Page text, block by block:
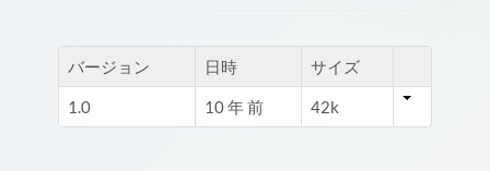
バージョン 日時 サイズ
1.0 10 年 前 42k